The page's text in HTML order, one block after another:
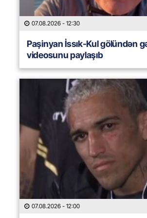
07.08.2026 - 12:30
Paşinyan İssık-Kul gölündən
videosunu paylaşıb
07.08.2026 - 12:00